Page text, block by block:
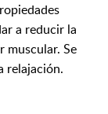
a reducir la
muscular. Se
relajación.